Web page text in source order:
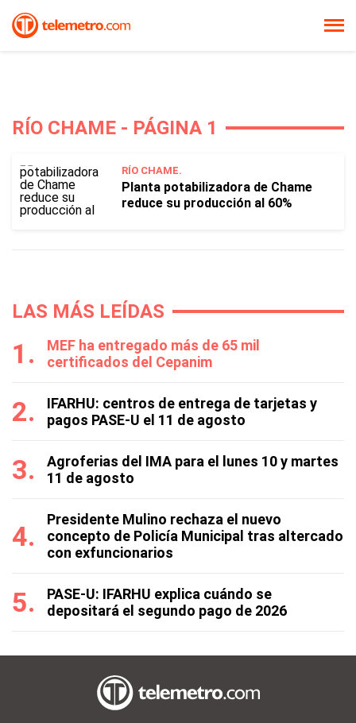
RÍO CHAME - PÁGINA 1
RÍO CHAME.
Planta potabilizadora de Chame
reduce su producción al 60%
LAS MÁS LEÍDAS
MEF ha entregado más de 65 mil
certificados del Cepanim
IFARHU: centros de entrega de tarjetas y
pagos PASE-U el 11 de agosto
Agroferias del IMA para el lunes 10 y martes
11 de agosto
Presidente Mulino rechaza el nuevo
concepto de Policía Municipal tras altercado
con exfuncionarios
PASE-U: IFARHU explica cuándo se
depositará el segundo pago de 2026